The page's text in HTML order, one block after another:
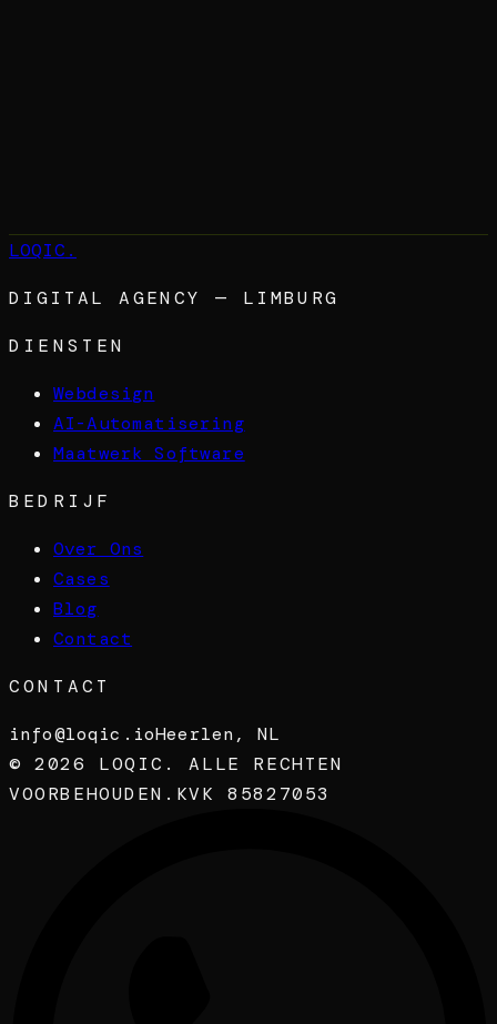
LOQIC .
DIGITAL AGENCY — LIMBURG
DIENSTEN
Webdesign
AI-Automatisering
Maatwerk Software
BEDRIJF
Over Ons
Cases
Blog
Contact
CONTACT
info@loqic.ioHeerlen, NL
©2026
LOQIC. ALLE RECHTEN
VOORBEHOUDEN. KVK 85827053